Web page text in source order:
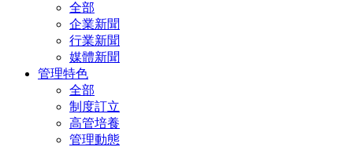
全部
企業新聞
行業新聞
媒體新聞
管理特色
全部
制度訂立
高管培養
管理動態